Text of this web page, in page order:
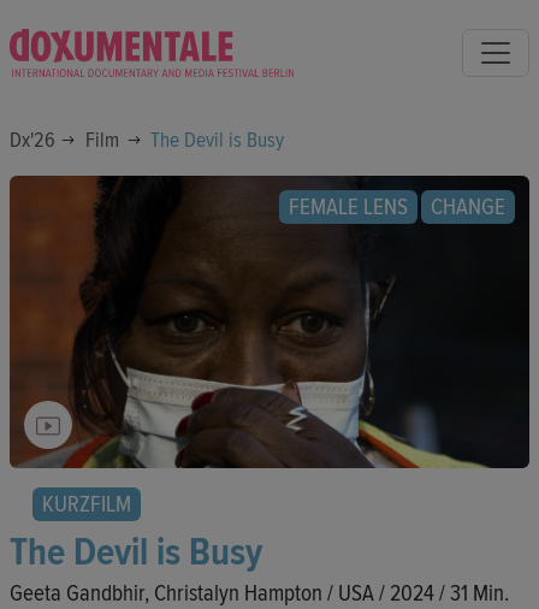
Dx'26 Film The Devil is Busy
FEMALE LENS CHANGE
KURZFILM
The Devil is Busy
Geeta Gandbhir, Christalyn Hampton / USA / 2024 / 31 Min.